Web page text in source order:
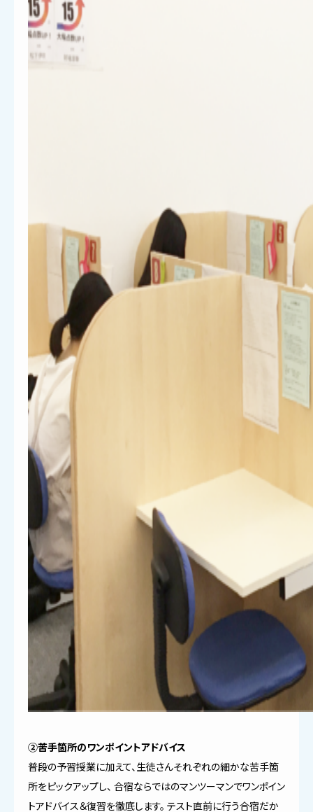
②苦手箇所のワンポイントアドバイス
普段の予習授業に加えて、生徒さんそれぞれの細かな苦手箇
所をピックアップし、 合宿ならではのマンツーマンでワンポイン
トアドバイス＆復習を徹底します。 テスト直前に行う合宿だか